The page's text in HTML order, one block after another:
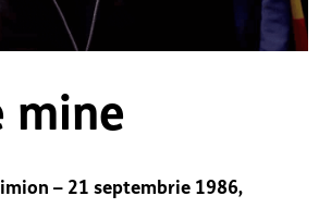
mine
– 21 septembrie 1986,